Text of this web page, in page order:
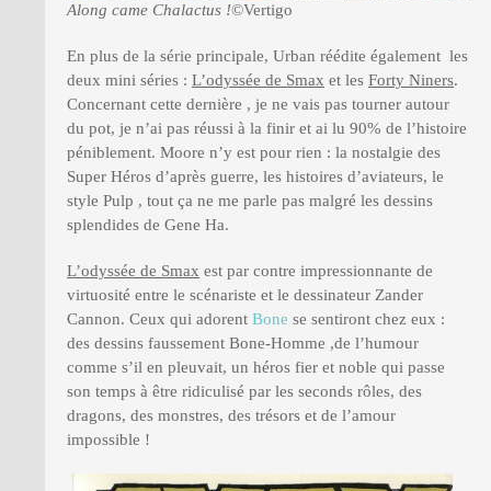
Along came Chalactus !©Vertigo
En plus de la série principale, Urban réédite également les
deux mini séries : L’odyssée de Smax et les Forty Niners.
Concernant cette dernière , je ne vais pas tourner autour
du pot, je n’ai pas réussi à la finir et ai lu 90% de l’histoire
péniblement. Moore n’y est pour rien : la nostalgie des
Super Héros d’après guerre, les histoires d’aviateurs, le
style Pulp , tout ça ne me parle pas malgré les dessins
splendides de Gene Ha.
L’odyssée de Smax est par contre impressionnante de
virtuosité entre le scénariste et le dessinateur Zander
Cannon. Ceux qui adorent Bone se sentiront chez eux :
des dessins faussement Bone-Homme ,de l’humour
comme s’il en pleuvait, un héros fier et noble qui passe
son temps à être ridiculisé par les seconds rôles, des
dragons, des monstres, des trésors et de l’amour
impossible !